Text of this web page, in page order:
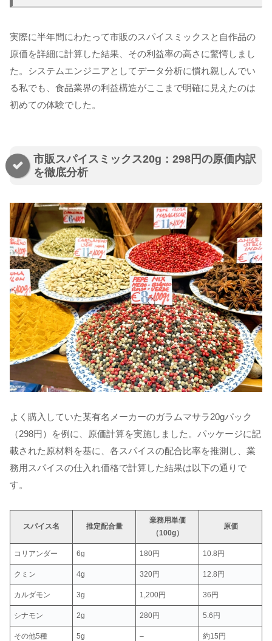
実際に半年間にわたって市販のスパイスミックスと自作品の
原価を詳細に計算した結果、その利益率の高さに驚愕しまし
た。システムエンジニアとしてデータ分析に慣れ親しんでい
る私でも、食品業界の利益構造がここまで明確に見えたのは
初めての体験でした。
市販スパイスミックス20g：298円の原価内訳
を徹底分析
よく購入していた某有名メーカーのガラムマサラ20gパック
（298円）を例に、原価計算を実施しました。パッケージに記
載された原材料を基に、各スパイスの配合比率を推測し、業
務用スパイスの仕入れ価格で計算した結果は以下の通りで
す。
スパイス名 推定配合量
業務用単価
（100g）
原価
コリアンダー 6g 180円 10.8円
クミン 4g 320円 12.8円
カルダモン 3g 1,200円 36円
シナモン 2g 280円 5.6円
その他5種 5g – 約15円